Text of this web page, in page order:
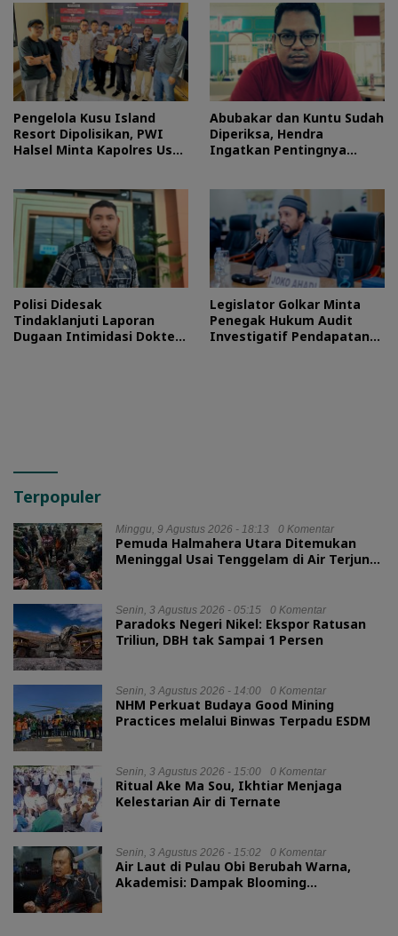
Pengelola Kusu Island
Resort Dipolisikan, PWI
Halsel Minta Kapolres Usut
Abubakar dan Kuntu Sudah
Diperiksa, Hendra
Ingatkan Pentingnya
Polisi Didesak
Tindaklanjuti Laporan
Dugaan Intimidasi Dokter
Legislator Golkar Minta
Penegak Hukum Audit
Investigatif Pendapatan
Terpopuler
Minggu, 9 Agustus 2026 - 18:13 0 Komentar
Pemuda Halmahera Utara Ditemukan
Meninggal Usai Tenggelam di Air Terjun
Senin, 3 Agustus 2026 - 05:15 0 Komentar
Paradoks Negeri Nikel: Ekspor Ratusan
Triliun, DBH tak Sampai 1 Persen
Senin, 3 Agustus 2026 - 14:00 0 Komentar
NHM Perkuat Budaya Good Mining
Practices melalui Binwas Terpadu ESDM
Senin, 3 Agustus 2026 - 15:00 0 Komentar
Ritual Ake Ma Sou, Ikhtiar Menjaga
Kelestarian Air di Ternate
Senin, 3 Agustus 2026 - 15:02 0 Komentar
Air Laut di Pulau Obi Berubah Warna,
Akademisi: Dampak Blooming